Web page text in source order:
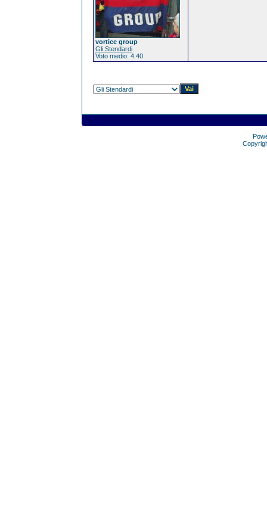
vortice group
Gli Stendardi
Voto medio: 4.40